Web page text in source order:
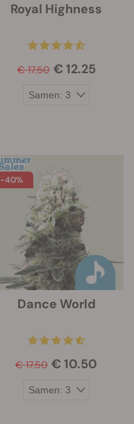
Royal Highness
€ 17.50 € 12.25
-40%
Dance World
€ 17.50 € 10.50